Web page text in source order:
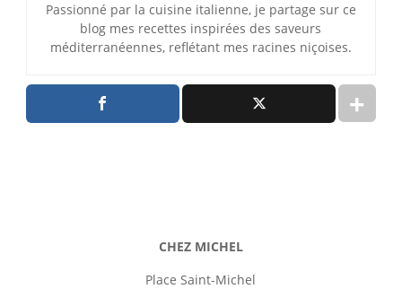
Passionné par la cuisine italienne, je partage sur ce
blog mes recettes inspirées des saveurs
méditerranéennes, reflétant mes racines niçoises.
CHEZ MICHEL
Place Saint-Michel